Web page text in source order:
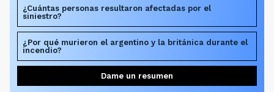
¿Cuántas personas resultaron afectadas por el
siniestro?
¿Por qué murieron el argentino y la británica durante el
incendio?
Dame un resumen